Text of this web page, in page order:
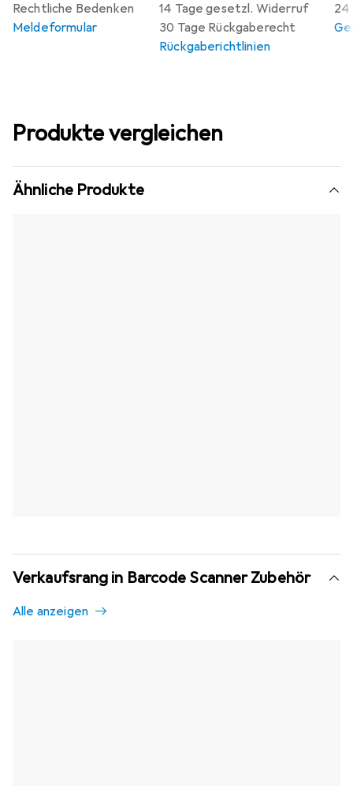
14 Tage gesetzl. Widerruf
30 Tage Rückgaberecht
Rückgaberichtlinien
24
Rechtliche Bedenken
Meldeformular
Produkte vergleichen
Ähnliche Produkte
Verkaufsrang in Barcode Scanner Zubehör
Alle anzeigen